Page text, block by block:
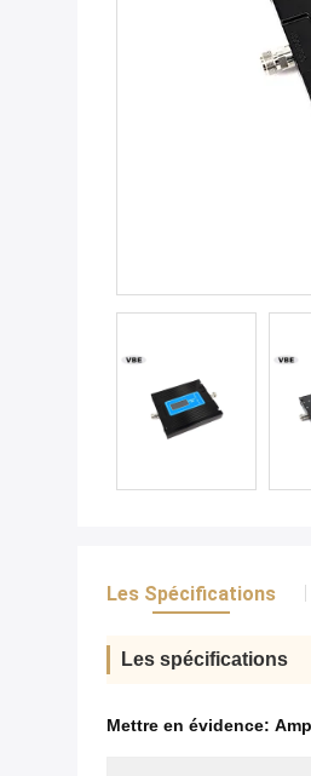
Les Spécifications
Les spécifications
Mettre en évidence: